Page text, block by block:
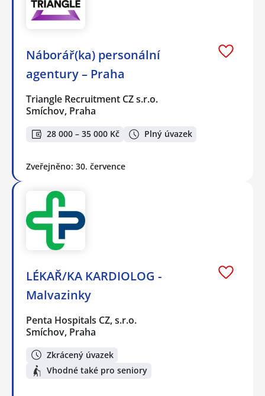
Náborář(ka) personální
agentury – Praha
Triangle Recruitment CZ s.r.o.
Smíchov, Praha
28 000 – 35 000 Kč Plný úvazek
Zveřejněno: 30. července
LÉKAŘ/KA KARDIOLOG -
Malvazinky
Penta Hospitals CZ, s.r.o.
Smíchov, Praha
Zkrácený úvazek
Vhodné také pro seniory